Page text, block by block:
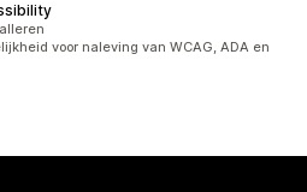
voor naleving van WCAG, ADA en